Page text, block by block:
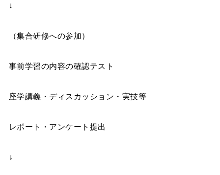
↓
（集合研修への参加）
事前学習の内容の確認テスト
座学講義・ディスカッション・実技等
レポート・アンケート提出
↓